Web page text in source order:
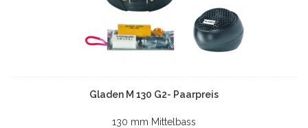
Gladen M 130 G2- Paarpreis
130 mm Mittelbass